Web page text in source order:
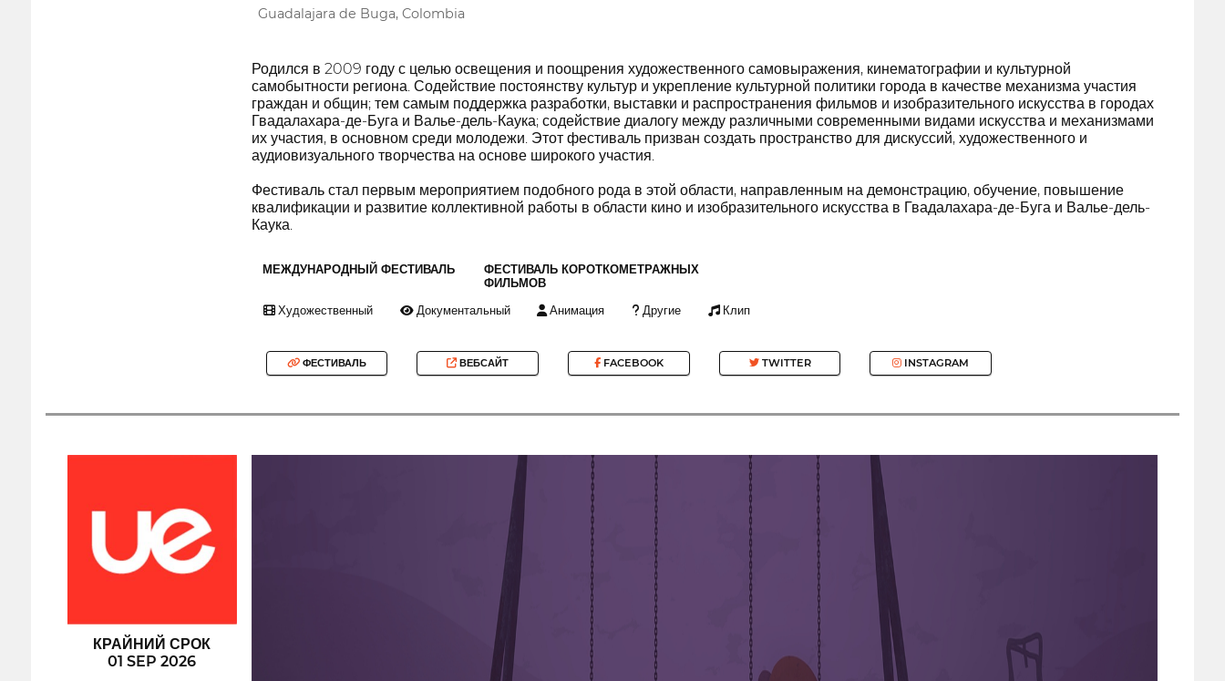
Guadalajara de Buga, Colombia
Родился в 2009 году с целью освещения и поощрения художественного самовыражения, кинематографии и культурной
самобытности региона. Содействие постоянству культур и укрепление культурной политики города в качестве механизма участия
граждан и общин; тем самым поддержка разработки, выставки и распространения фильмов и изобразительного искусства в городах
Гвадалахара-де-Буга и Валье-дель-Каука; содействие диалогу между различными современными видами искусства и механизмами
их участия, в основном среди молодежи. Этот фестиваль призван создать пространство для дискуссий, художественного и
аудиовизуального творчества на основе широкого участия.
Фестиваль стал первым мероприятием подобного рода в этой области, направленным на демонстрацию, обучение, повышение
квалификации и развитие коллективной работы в области кино и изобразительного искусства в Гвадалахара-де-Буга и Валье-дель-
Каука.
МЕЖДУНАРОДНЫЙ ФЕСТИВАЛЬ
ФЕСТИВАЛЬ КОРОТКОМЕТРАЖНЫХ
ФИЛЬМОВ
Художественный Документальный Анимация Другие Клип
ФЕСТИВАЛЬ ВЕБСАЙТ FACEBOOK TWITTER INSTAGRAM
КРАЙНИЙ СРОК
01 SEP 2026